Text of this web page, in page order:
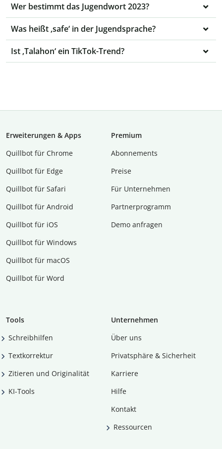
Wer bestimmt das Jugendwort 2023?
Was heißt ‚safe‘ in der Jugendsprache?
Ist ‚Talahon‘ ein TikTok-Trend?
Erweiterungen & Apps
Quillbot für Chrome
Quillbot für Edge
Quillbot für Safari
Quillbot für Android
Quillbot für iOS
Quillbot für Windows
Quillbot für macOS
Quillbot für Word
Premium
Abon­ne­ments
Preise
Für Unternehmen
Partnerprogramm
Demo anfragen
Tools
Schreibhilfen
Textkorrektur
Zitieren und Originalität
KI-Tools
Unternehmen
Über uns
Privatsphäre & Sicherheit
Karriere
Hilfe
Kontakt
Ressourcen